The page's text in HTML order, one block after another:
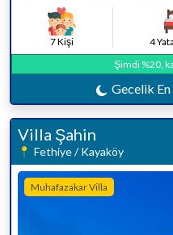
7 Kişi 4
Şimdi %20,
Gecelik
Villa Şahin
Fethiye / Kayaköy
Muhafazakar Villa